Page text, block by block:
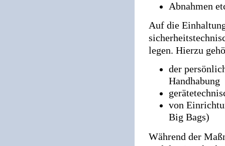
Abnahmen
Auf die
legen. Hierzu
der
Handhabung
von
Big Bags)
Während der